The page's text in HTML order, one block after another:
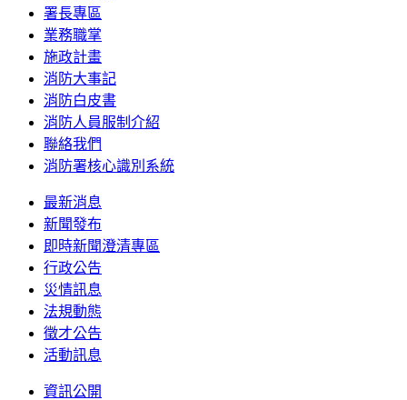
署長專區
業務職掌
施政計畫
消防大事記
消防白皮書
消防人員服制介紹
聯絡我們
消防署核心識別系統
最新消息
新聞發布
即時新聞澄清專區
行政公告
災情訊息
法規動態
徵才公告
活動訊息
資訊公開